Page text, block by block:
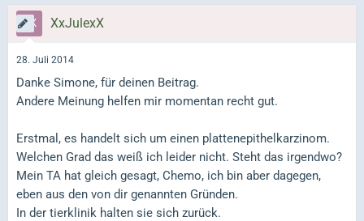
XxJulexX
28. Juli 2014
Danke Simone, für deinen Beitrag.
Andere Meinung helfen mir momentan recht gut.
Erstmal, es handelt sich um einen plattenepithelkarzinom.
Welchen Grad das weiß ich leider nicht. Steht das irgendwo?
Mein TA hat gleich gesagt, Chemo, ich bin aber dagegen,
eben aus den von dir genannten Gründen.
In der tierklinik halten sie sich zurück.